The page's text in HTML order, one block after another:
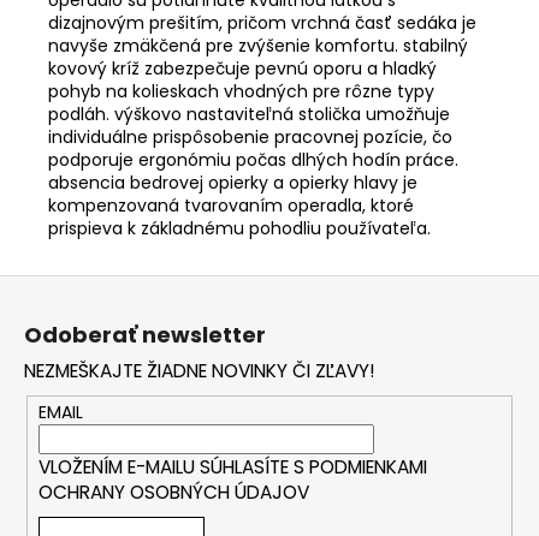
dizajnovým prešitím, pričom vrchná časť sedáka je
navyše zmäkčená pre zvýšenie komfortu. stabilný
kovový kríž zabezpečuje pevnú oporu a hladký
pohyb na kolieskach vhodných pre rôzne typy
podláh. výškovo nastaviteľná stolička umožňuje
individuálne prispôsobenie pracovnej pozície, čo
podporuje ergonómiu počas dlhých hodín práce.
absencia bedrovej opierky a opierky hlavy je
kompenzovaná tvarovaním operadla, ktoré
prispieva k základnému pohodliu používateľa.
Z
Odoberať newsletter
NEZMEŠKAJTE ŽIADNE NOVINKY ČI ZĽAVY!
EMAIL
VLOŽENÍM E-MAILU SÚHLASÍTE S PODMIENKAMI
OCHRANY OSOBNÝCH ÚDAJOV